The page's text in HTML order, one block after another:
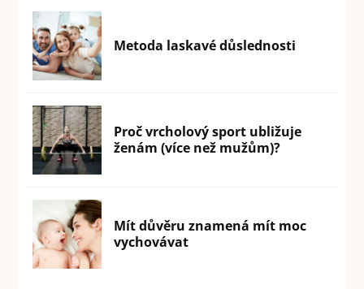
Metoda laskavé důslednosti
Proč vrcholový sport ubližuje
ženám (více než mužům)?
Mít důvěru znamená mít moc
vychovávat